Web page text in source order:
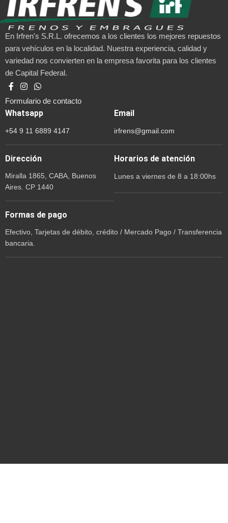
En Irfren's S.R.L. ofrecemos a los clientes los mejores repuestos
para vehículos en la localidad. Nuestra experiencia, calidad y
variedad nos convierten en la empresa favorita para los clientes
de Capital Federal.
Formulario de contacto
Whatsapp
+54 9 11 6889 4147
Email
irfrens@gmail.com
Dirección
Miralla 1865, CABA, Buenos
Aires. CP 1440
Horarios de atención
Lunes a viernes de 8 a 18:00hs
Formas de pago
Efectivo, Tarjetas de débito, crédito / Mercado Pago / Transferencia
bancaria.